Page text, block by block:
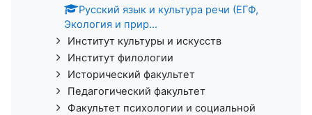
Русский язык и культура речи (ЕГФ,
Экология и прир...
Институт культуры и искусств
Институт филологии
Исторический факультет
Педагогический факультет
Факультет психологии и социальной